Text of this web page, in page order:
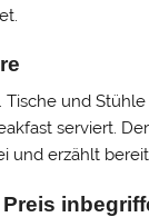
Tische und
serviert.
und erzählt